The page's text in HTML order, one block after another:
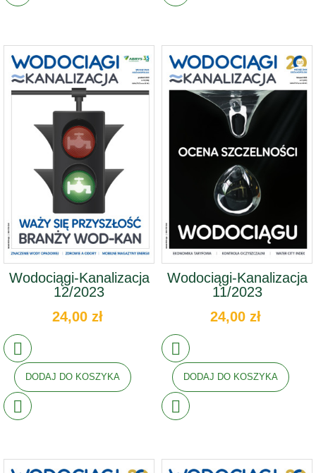
Wodociągi-Kanalizacja
12/2023
24,00 zł
DODAJ DO KOSZYKA
Wodociągi-Kanalizacja
11/2023
24,00 zł
DODAJ DO KOSZYKA